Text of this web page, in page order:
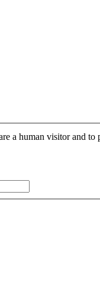
a human visitor and to